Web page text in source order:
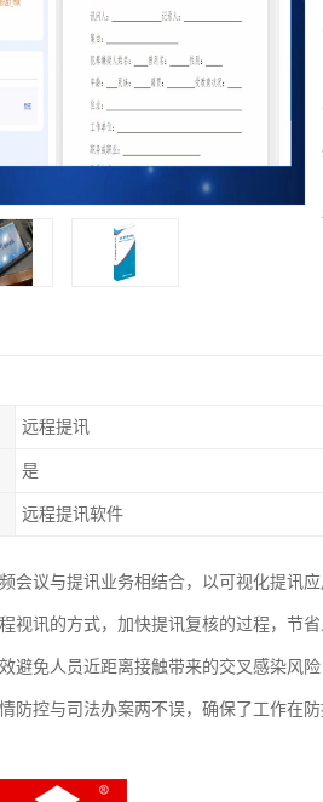
远程提讯
是
远程提讯软件
会议与提讯业务相结合，以可视化提讯
视讯的方式，加快提讯复核的过程，节省
避免人员近距离接触带来的交叉感染风
防控与司法办案两不误，确保了工作在防